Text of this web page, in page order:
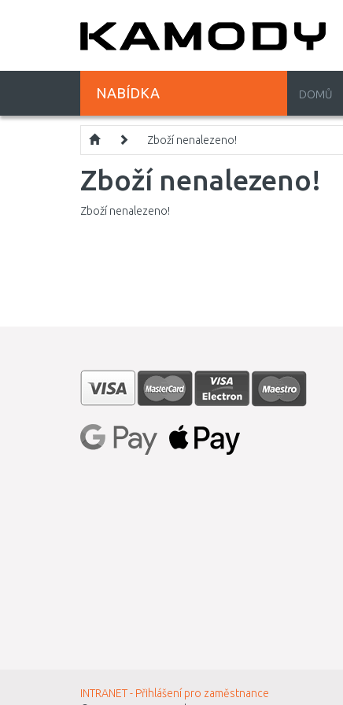
NABÍDKA DOMŮ
Zboží nenalezeno!
Zboží nenalezeno!
Zboží nenalezeno!
INTRANET - Přihlášení pro zaměstnance